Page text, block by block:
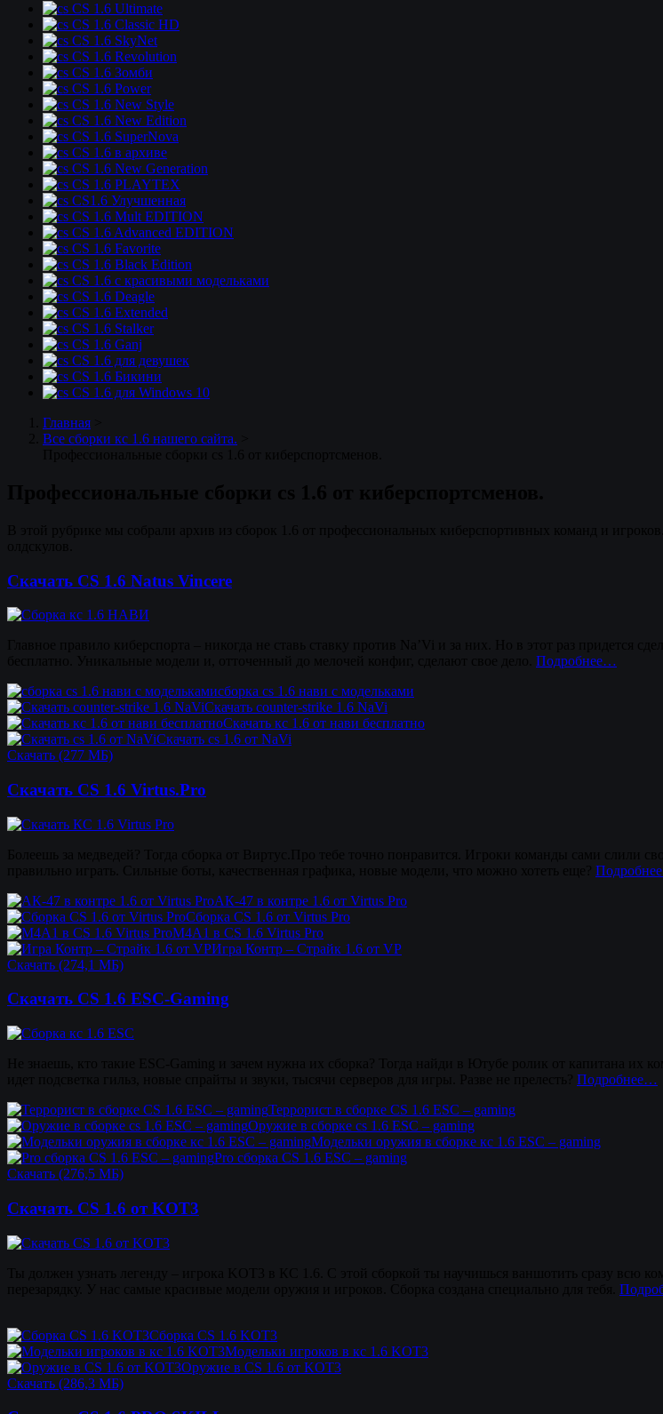
CS 1.6 Ultimate
CS 1.6 Classic HD
CS 1.6 SkyNet
CS 1.6 Revolution
CS 1.6 Зомби
CS 1.6 Power
CS 1.6 New Style
CS 1.6 New Edition
CS 1.6 SuperNova
CS 1.6 в архиве
CS 1.6 New Generation
CS 1.6 PLAYTEX
CS1.6 Улучшенная
CS 1.6 Mult EDITION
CS 1.6 Advanced EDITION
CS 1.6 Favorite
CS 1.6 Black Edition
CS 1.6 с красивыми модельками
CS 1.6 Deagle
CS 1.6 Extended
CS 1.6 Stalker
CS 1.6 Ganj
CS 1.6 для девушек
CS 1.6 Бикини
CS 1.6 для Windows 10
Главная
Все сборки кс 1.6 нашего сайта.
Скачать CS 1.6 Natus Vincere
Подробнее…
сборка cs 1.6 нави с модельками
Скачать counter-strike 1.6 NaVi
Скачать кс 1.6 от нави бесплатно
Скачать cs 1.6 от NaVi
Скачать (277 МБ)
Скачать CS 1.6 Virtus.Pro
АК-47 в контре 1.6 от Virtus Pro
Сборка CS 1.6 от Virtus Pro
M4A1 в CS 1.6 Virtus Pro
Игра Контр – Страйк 1.6 от VP
Скачать (274,1 МБ)
Скачать CS 1.6 ESC-Gaming
Подробнее…
Террорист в сборке CS 1.6 ESC – gaming
Оружие в сборке cs 1.6 ESC – gaming
Модельки оружия в сборке кс 1.6 ESC – gaming
Pro сборка CS 1.6 ESC – gaming
Скачать (276,5 МБ)
Скачать CS 1.6 от KOT3
Сборка CS 1.6 KOT3
Модельки игроков в кс 1.6 KOT3
Оружие в CS 1.6 от KOT3
Скачать (286,3 МБ)